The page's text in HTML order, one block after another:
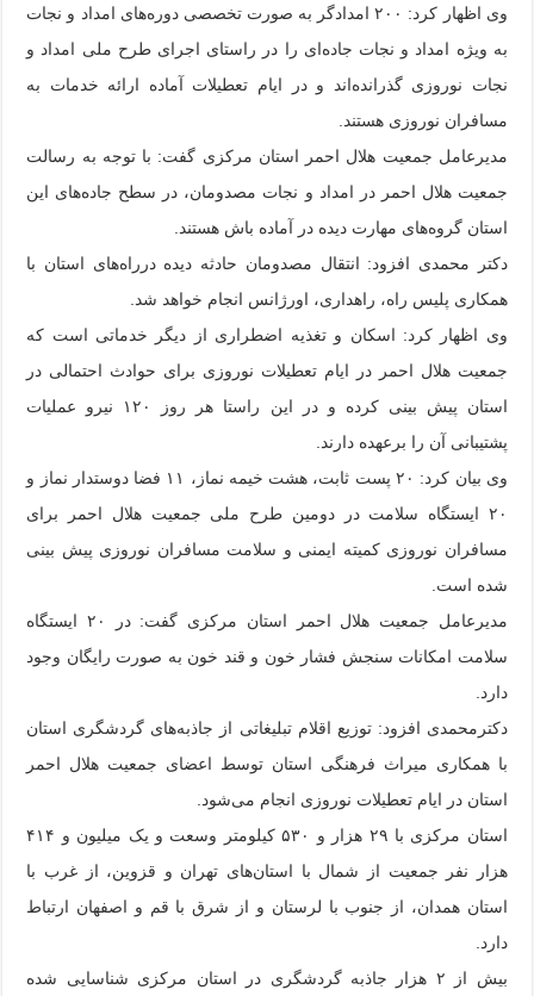
وی اظهار کرد: ۲۰۰ امدادگر به صورت تخصصی دوره‌های امداد و نجات
به ویژه امداد و نجات جاده‌ای را در راستای اجرای طرح ملی امداد و
نجات نوروزی گذرانده‌اند و در ایام تعطیلات آماده ارائه خدمات به
مسافران نوروزی هستند.
مدیرعامل جمعیت هلال احمر استان مرکزی گفت: با توجه به رسالت
جمعیت هلال احمر در امداد و نجات مصدومان، در سطح جاده‌های این
استان گروه‌های مهارت دیده در آماده باش هستند.
دکتر محمدی افزود: انتقال مصدومان حادثه دیده درراه‌های استان با
همکاری پلیس راه، راهداری، اورژانس انجام خواهد شد.
وی اظهار کرد: اسکان و تغذیه اضطراری از دیگر خدماتی است که
جمعیت هلال احمر در ایام تعطیلات نوروزی برای حوادث احتمالی در
استان پیش بینی کرده و در این راستا هر روز ۱۲۰ نیرو عملیات
پشتیبانی آن را برعهده دارند.
وی بیان کرد: ۲۰ پست ثابت، هشت خیمه نماز، ۱۱ فضا دوستدار نماز و
۲۰ ایستگاه سلامت در دومین طرح ملی جمعیت هلال احمر برای
مسافران نوروزی کمیته ایمنی و سلامت مسافران نوروزی پیش بینی
شده است.
مدیرعامل جمعیت هلال احمر استان مرکزی گفت: در ۲۰ ایستگاه
سلامت امکانات سنجش فشار خون و قند خون به صورت رایگان وجود
دارد.
دکترمحمدی افزود: توزیع اقلام تبلیغاتی از جاذبه‌های گردشگری استان
با همکاری میراث فرهنگی استان توسط اعضای جمعیت هلال احمر
استان در ایام تعطیلات نوروزی انجام می‌شود.
استان مرکزی با ۲۹ هزار و ۵۳۰ کیلومتر وسعت و یک میلیون و ۴۱۴
هزار نفر جمعیت از شمال با استان‌های تهران و قزوین، از غرب با
استان همدان، از جنوب با لرستان و از شرق با قم و اصفهان ارتباط
دارد.
بیش از ۲ هزار جاذبه گردشگری در استان مرکزی شناسایی شده